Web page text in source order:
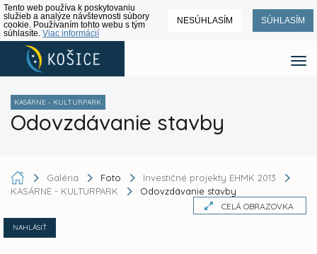
Tento web používa k poskytovaniu
služieb a analýze návštevnosti súbory
cookie. Používaním tohto webu s tým
súhlasíte. Viac informácií
NESÚHLASÍM SÚHLASÍM
KASÁRNE - KULTURPARK
Odovzdávanie stavby
Galéria Foto
Investičné projekty EHMK 2013
KASÁRNE - KULTURPARK
Odovzdávanie stavby
CELÁ OBRAZOVKA
NAHLÁSIŤ